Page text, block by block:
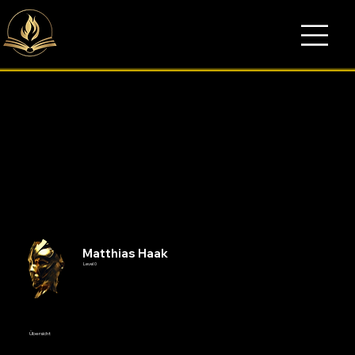
Übersicht
Matthias Haak
Level 0